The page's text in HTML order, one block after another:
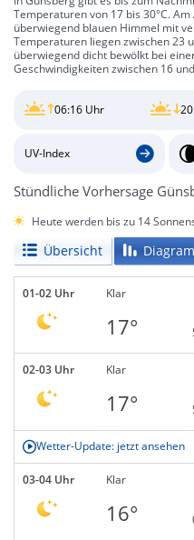
Temperaturen von 17 bis 30°C.
überwiegend blauen Himmel mit
Temperaturen liegen zwischen 23
überwiegend dicht bewölkt bei
Geschwindigkeiten zwischen 16
06:16 Uhr
UV-Index
Stündliche Vorhersage
Heute werden bis zu 14
Übersicht
01-02 Uhr Klar
17°
02-03 Uhr Klar
17°
Wetter-Update: jetzt ansehen
03-04 Uhr Klar
16°